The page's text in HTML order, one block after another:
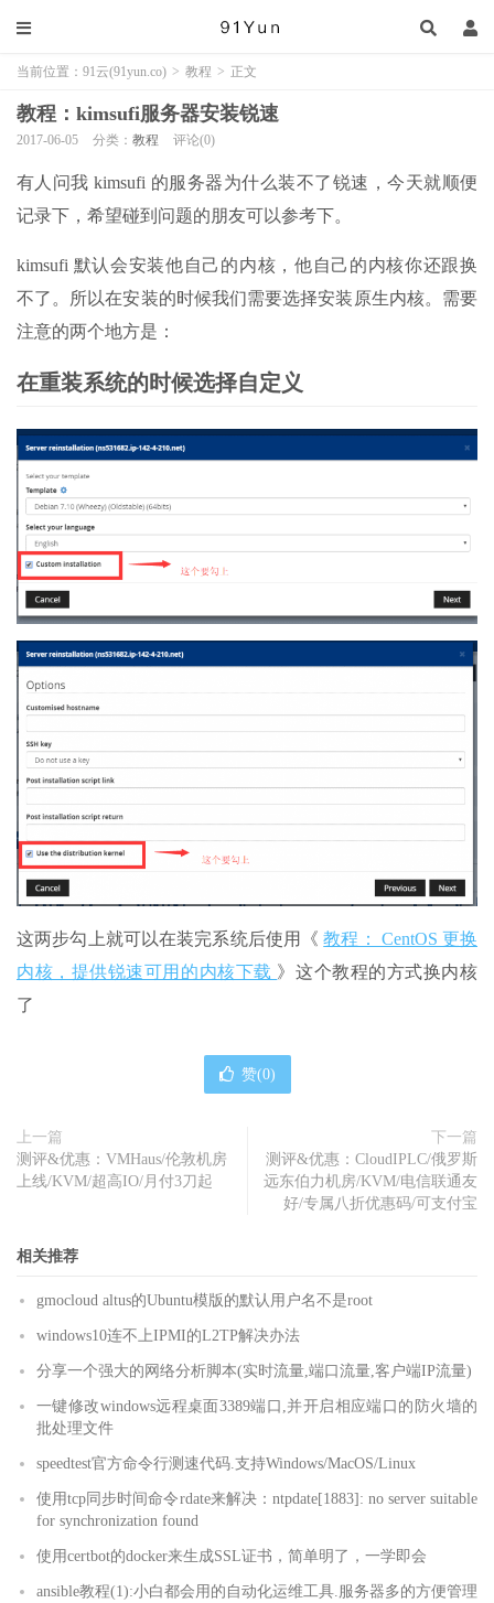
当前位置： 91云(91yun.co) > 教程 > 正文
教程：kimsufi服务器安装锐速
2017-06-05 分类： 教程 评论(0)
有人问我 kimsufi 的服务器为什么装不了锐速，今天就顺便
记录下，希望碰到问题的朋友可以参考下。
kimsufi 默认会安装他自己的内核，他自己的内核你还跟换
不了。所以在安装的时候我们需要选择安装原生内核。需要
注意的两个地方是：
在重装系统的时候选择自定义
这两步勾上就可以在装完系统后使用《教程： CentOS 更换
内核，提供锐速可用的内核下载 》这个教程的方式换内核
了
赞(0)
上一篇
测评&优惠：VMHaus/伦敦机房
上线/KVM/超高IO/月付3刀起
下一篇
测评&优惠：CloudIPLC/俄罗斯
远东伯力机房/KVM/电信联通友
好/专属八折优惠码/可支付宝
相关推荐
gmocloud altus的Ubuntu模版的默认用户名不是root
windows10连不上IPMI的L2TP解决办法
分享一个强大的网络分析脚本(实时流量,端口流量,客户端IP流量)
一键修改windows远程桌面3389端口,并开启相应端口的防火墙的
批处理文件
speedtest官方命令行测速代码.支持Windows/MacOS/Linux
使用tcp同步时间命令rdate来解决：ntpdate[1883]: no server suitable
for synchronization found
使用certbot的docker来生成SSL证书，简单明了，一学即会
ansible教程(1):小白都会用的自动化运维工具.服务器多的方便管理